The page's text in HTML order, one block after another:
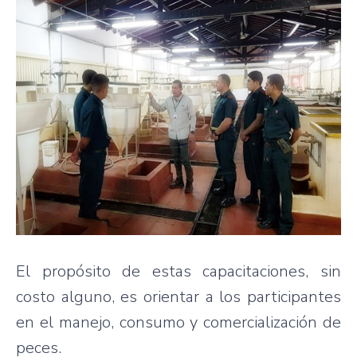
El propósito de estas capacitaciones, sin
costo alguno, es orientar a los participantes
en el manejo, consumo y comercialización de
peces.